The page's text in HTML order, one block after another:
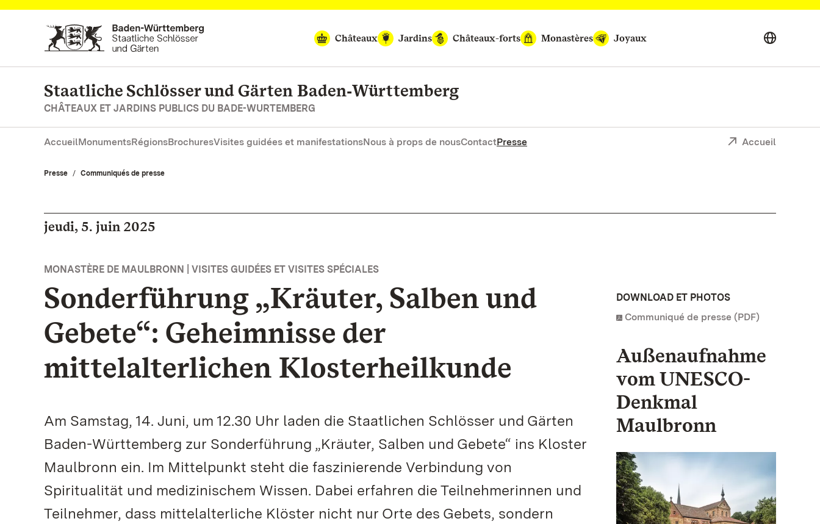
Vers la page d’accueil
Châteaux
Jardins Châteaux-forts Monastères Joyaux
Staatliche Schlösser und Gärten Baden‑Württemberg
CHÂTEAUX ET JARDINS PUBLICS DU BADE-WURTEMBERG
AccueilMonumentsRégionsBrochuresVisites guidées et manifestationsNous à props de nousContactPresse Accueil
Presse Communiqués de presse
jeudi, 5. juin 2025
MONASTÈRE DE MAULBRONN | VISITES GUIDÉES ET VISITES SPÉCIALES
Sonderführung „Kräuter, Salben und
Gebete“: Geheimnisse der
mittelalterlichen Klosterheilkunde
Am Samstag, 14. Juni, um 12.30 Uhr laden die Staatlichen Schlösser und Gärten
Baden-Württemberg zur Sonderführung „Kräuter, Salben und Gebete“ ins Kloster
Maulbronn ein. Im Mittelpunkt steht die faszinierende Verbindung von
Spiritualität und medizinischem Wissen. Dabei erfahren die Teilnehmerinnen und
Teilnehmer, dass mittelalterliche Klöster nicht nur Orte des Gebets, sondern
DOWNLOAD ET PHOTOS
Communiqué de presse (PDF)
Außenaufnahme
vom UNESCO-
Denkmal
Maulbronn